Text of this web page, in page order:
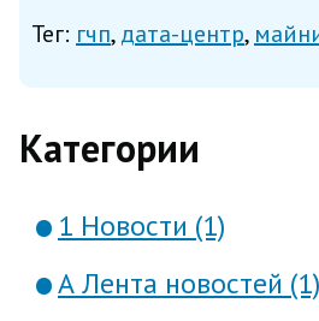
запрещающие
законопроект внесён
правительством в
Тег: гчп дата-центр
Категории
1 Новости (1)
А Лента новостей (1)